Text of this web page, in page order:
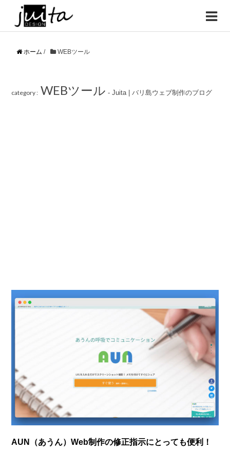
ホーム / WEBツール
category : WEBツール - Juita | バリ島ウェブ制作のブログ
AUN（あうん）Web制作の修正指示にとっても便利！